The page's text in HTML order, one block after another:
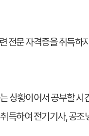
전문 자격증을 취득하
상황이어서 공부할 시
득하여 전기기사, 공